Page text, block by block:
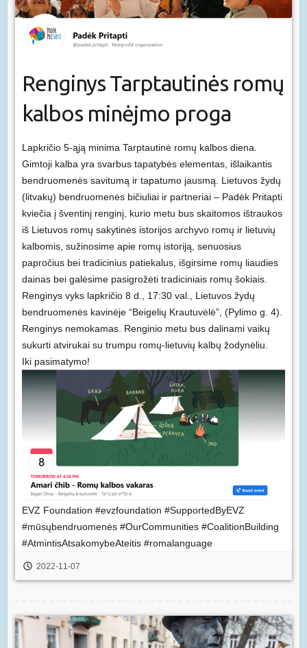
Renginys Tarptautinės romų
kalbos minėjmo proga
Lapkričio 5-ąją minima Tarptautinė romų kalbosdiena.
Gimtoji kalba yra svarbus tapatybės elementas, išlaikantis
bendruomenės savitumą ir tapatumo jausmą. Lietuvos žydų
(litvakų) bendruomenės bičiuliai ir partneriai – Padėk Pritapti
kviečia į šventinį renginį, kurio metu bus skaitomos ištraukos
iš Lietuvos romų sakytinės istorijos archyvo romų ir lietuvių
kalbomis, sužinosime apie romų istoriją, senuosius
papročius bei tradicinius patiekalus, išgirsime romų liaudies
dainas bei galėsime pasigrožėti tradiciniais romų šokiais.
Renginys vyks lapkričio 8 d., 17:30 val., Lietuvos žydų
bendruomenės kavinėje “Beigelių Krautuvėlė”, (Pylimo g. 4).
Renginys nemokamas. Renginio metu bus dalinami vaikų
sukurti atvirukai su trumpu romų-lietuvių kalbų žodynėliu.
Iki pasimatymo!
EVZ Foundation #evzfoundation #SupportedByEVZ
#mūsųbendruomenės #OurCommunities #CoalitionBuilding
#AtmintisAtsakomybeAteitis #romalanguage
2022-11-07